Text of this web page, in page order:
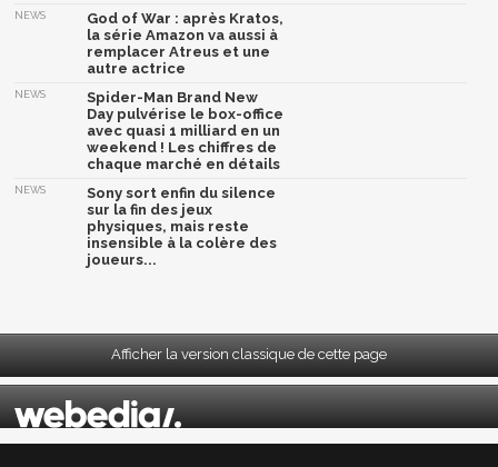
NEWS
God of War : après Kratos,
la série Amazon va aussi à
remplacer Atreus et une
autre actrice
NEWS
Spider-Man Brand New
Day pulvérise le box-office
avec quasi 1 milliard en un
weekend ! Les chiffres de
chaque marché en détails
NEWS
Sony sort enfin du silence
sur la fin des jeux
physiques, mais reste
insensible à la colère des
joueurs...
Afficher la version classique de cette page